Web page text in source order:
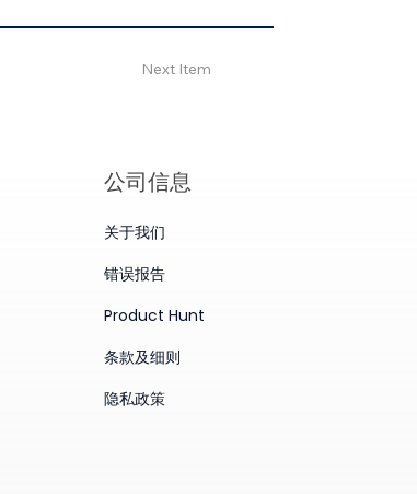
Next Item
公司信息
关于我们
错误报告
Product Hunt
条款及细则
隐私政策